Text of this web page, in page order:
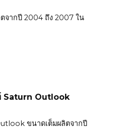
จากปี 2004 ถึง 2007 ใน
Saturn Outlook
ขนาดเต็มผลิตจากปี